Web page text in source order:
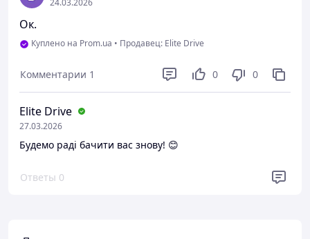
24.03.2026
Ок.
Куплено на Prom.ua • Продавец: Elite Drive
Комментарии 1 0 0
Elite Drive
27.03.2026
Будемо раді бачити вас знову! 😊
Ответы 0